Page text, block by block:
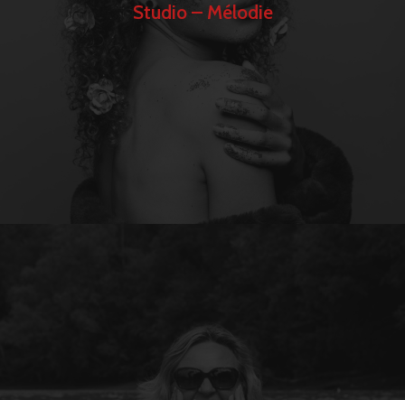
Studio – Mélodie